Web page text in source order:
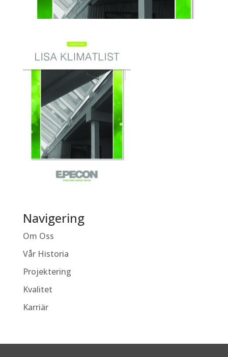
Navigering
Om Oss
Vår Historia
Projektering
Kvalitet
Karriär